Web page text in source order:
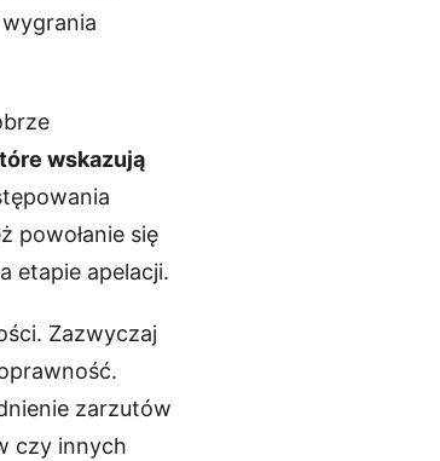
wskazują
powołanie się
etapie apelacji.
Zazwyczaj
zarzutów
czy innych